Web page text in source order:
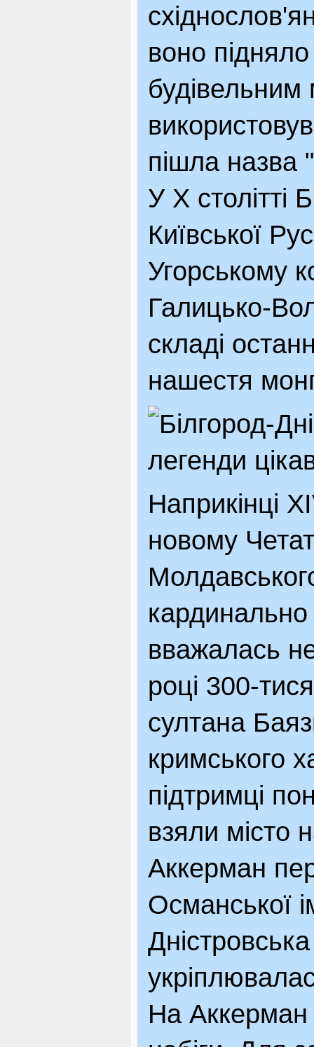
воно
пішла назва
У Х столітті
Київської
Угорському
Галицько-
складі
нашестя
Наприкінці
новому
вважалась
році 300-
султана
кримського
підтримці
взяли місто
Аккерман
Османської
На Аккерман